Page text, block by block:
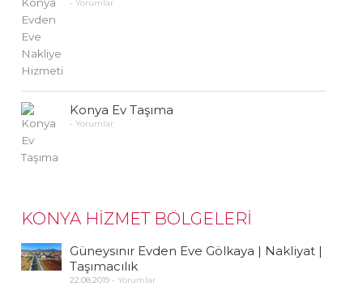
- Yorumlar
Konya Ev Taşıma
- Yorumlar
KONYA HİZMET BÖLGELERİ
Güneysınır Evden Eve Gölkaya | Nakliyat |
Taşımacılık
22.08.2019 - Yorumlar